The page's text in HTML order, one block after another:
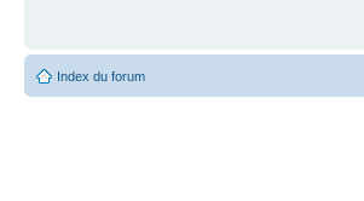
Index du forum